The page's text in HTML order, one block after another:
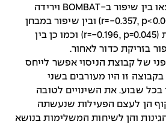
מתאמים מובהקים נמצאו בין שיפור ב-BOMBAT וירידה
באגרסיביות גופנית (r=-0.357, p<0.001) ובין שיפור במבחן
יו-יו ואגרסיביות גופנית (r=-0.196, p=0.045) וכמו כן בין
בזריקת כדור לאחור.
של קבוצת הניסוי אפשר לייחס
זו היו מעורבים בשני
שבוע. את השינויים לטובה
הן לעצם הפעילות שנעשתה
והן לשיחות המשלימות בנושא